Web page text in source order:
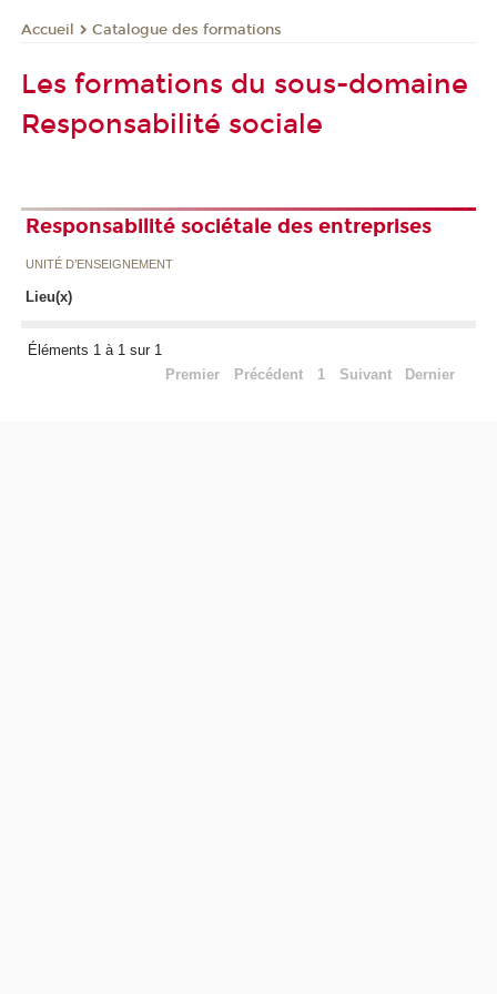
Accueil Catalogue des formations
Les formations du sous-domaine
Responsabilité sociale
Responsabilité sociétale des entreprises
UNITÉ D’ENSEIGNEMENT
Lieu(x)
Éléments 1 à 1 sur 1
Premier
Précédent 1 Suivant Dernier